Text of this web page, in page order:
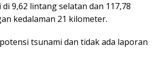
9,62 lintang selatan dan 117,78
kedalaman 21 kilometer.
tsunami dan tidak ada laporan